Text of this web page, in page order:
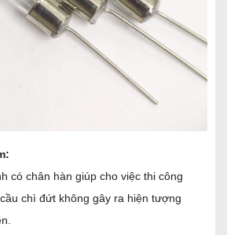
có chân hàn giúp cho việc thi công
chì đứt không gây ra hiện tượng